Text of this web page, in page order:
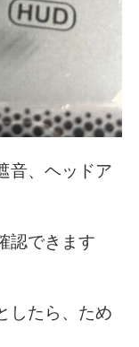
音、ヘッドア
認できます
したら、ため